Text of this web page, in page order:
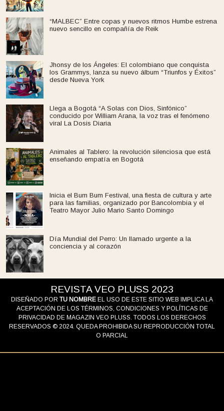
“MALBEC” Entre copas y nuevos ritmos Humbe estrena
nuevo sencillo en compañía de Reik
Jhonsy de los Ángeles: El colombiano que conquista
los Grammys, lanza su nuevo álbum “Triunfos y Éxitos”
desde Nueva York
Llega a Bogotá “A Solas con Dios, Sinfónico”
conducido por William Arana, la voz tras el fenómeno
viral La Dosis Diaria
Animales al Tablero: la revolución silenciosa que está
enseñando empatía en Bogotá
Inicia el Bum Bum Festival, una fiesta de cultura y arte
para las familias, organizado por Bancolombia y el
Teatro Mayor Julio Mario Santo Domingo
Día Mundial del Perro: Un llamado urgente a la
conciencia y al corazón
REVISTA VEO PLUSS 2023
DISEÑADO POR TU NOMBRE EL USO DE ESTE SITIO WEB IMPLICA LA
ACEPTACIÓN DE LOS TÉRMINOS, CONDICIONES Y POLÍTICAS DE
PRIVACIDAD DE MAGAZIN VEO PLUSS. TODOS LOS DERECHOS
RESERVADOS © 2024. QUEDA PROHIBIDA SU REPRODUCCIÓN TOTAL
O PARCIAL